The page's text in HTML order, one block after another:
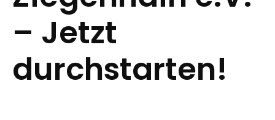
– Jetzt
durchstarten!